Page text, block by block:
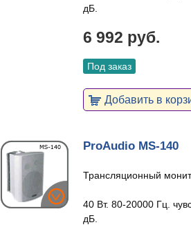
дБ.
6 992 руб.
Под заказ
Добавить в
ProAudio MS-140
Трансляционный
40 Вт. 80-20000 Гц.
дБ.